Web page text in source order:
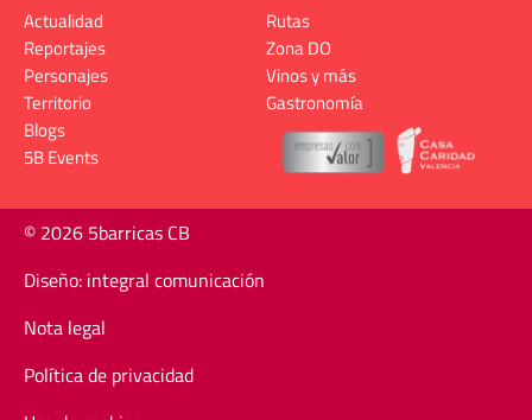
Actualidad
Reportajes
Personajes
Territorio
Rutas
Zona DO
Vinos y más
Gastronomía
Blogs
5B Events
© 2026 5barricas CB
Diseño: integral comunicación
Nota legal
Política de privacidad